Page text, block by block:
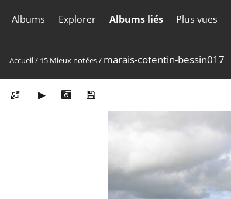
Albums Explorer Albums liés Plus vues
Accueil/ 15 Mieux notées/ marais-cotentin-bessin017